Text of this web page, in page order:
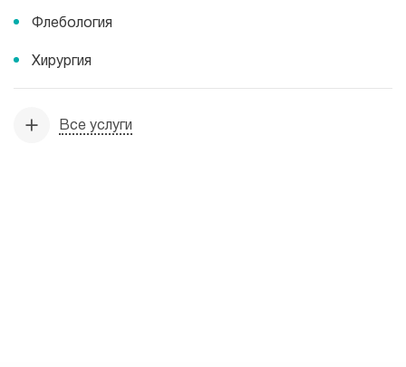
Флебология
Хирургия
Все услуги